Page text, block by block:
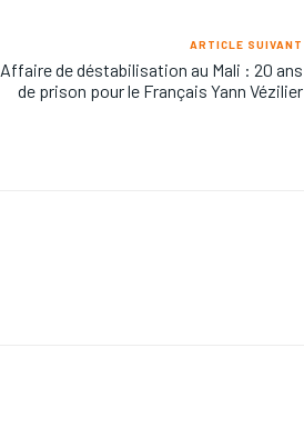
ARTICLE SUIVANT
Affaire de déstabilisation au Mali : 20 ans
de prison pour le Français Yann Vézilier